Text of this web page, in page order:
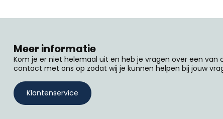
Meer informatie
Kom je er niet helemaal uit en heb je vragen over een van
contact met ons op zodat wij je kunnen helpen bij jouw
Klantenservice